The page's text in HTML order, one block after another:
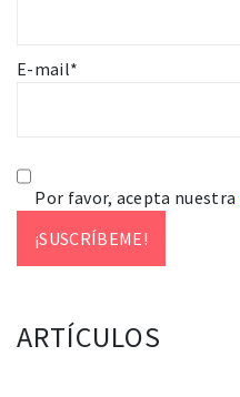
E-mail*
Por favor, acepta nuestra
ARTÍCULOS